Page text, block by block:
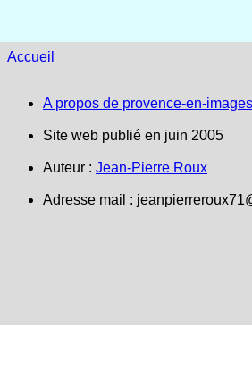
Accueil
A propos de provence-en-images
Site web publié en juin 2005
Auteur : Jean-Pierre Roux
Adresse mail :